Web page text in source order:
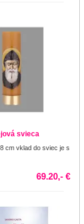
svieca
cm vklad do sviec je s
69.20,- €